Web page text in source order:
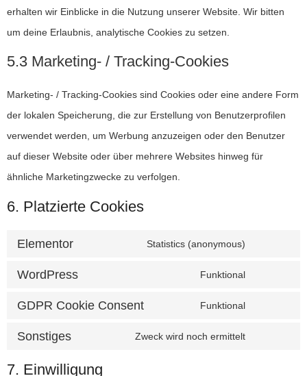
erhalten wir Einblicke in die Nutzung unserer Website. Wir bitten
um deine Erlaubnis, analytische Cookies zu setzen.
5.3 Marketing- / Tracking-Cookies
Marketing- / Tracking-Cookies sind Cookies oder eine andere Form
der lokalen Speicherung, die zur Erstellung von Benutzerprofilen
verwendet werden, um Werbung anzuzeigen oder den Benutzer
auf dieser Website oder über mehrere Websites hinweg für
ähnliche Marketingzwecke zu verfolgen.
6. Platzierte Cookies
Elementor Statistics (anonymous)
WordPress Funktional
GDPR Cookie Consent Funktional
Sonstiges Zweck wird noch ermittelt
7. Einwilligung